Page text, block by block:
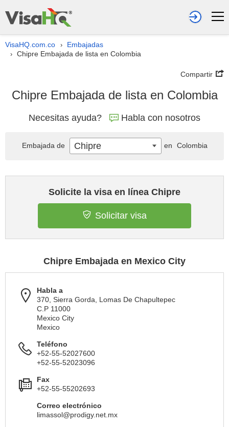
VisaHQ.com.co › Embajadas
› Chipre Embajada de lista en Colombia
Compartir
Chipre Embajada de lista en Colombia
Necesitas ayuda? Habla con nosotros
Solicite la visa en línea Chipre
Solicitar visa
Chipre Embajada en Mexico City
Habla a
370, Sierra Gorda, Lomas De Chapultepec
C.P 11000
Mexico City
Mexico
Teléfono
+52-55-52027600
+52-55-52023096
Fax
+52-55-55202693
Correo electrónico
limassol@prodigy.net.mx
Embajada de Chipre en Colombia